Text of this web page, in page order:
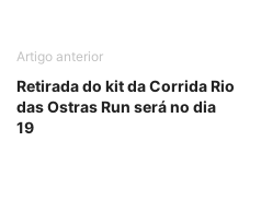
Artigo anterior
Retirada do kit da Corrida Rio
das Ostras Run será no dia
19